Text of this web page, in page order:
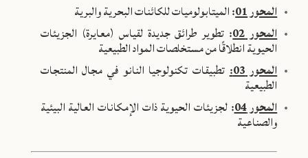
المحور 01 :الميتابولوميات للكائنات البحرية والبرية
المحور 02 : تطوير طرائق جديدة لقياس (معايرة) الجزيئات
الحيوية انطلاقًا من مستخلصات المواد الطبيعية
المحور 03:
تطبيقات تكنولوجيا النانو في مجال المنتجات
الطبيعية
المحور 04 :لجزيئات الحيوية ذات الإمكانات العالية البيئية
والصناعية